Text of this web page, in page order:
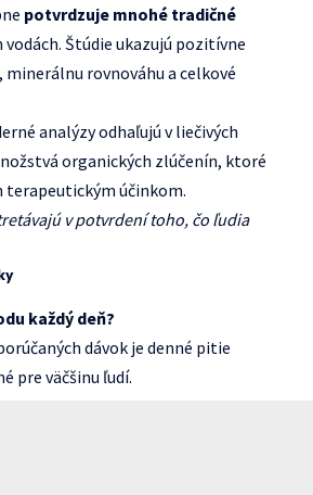
potvrdzuje mnohé tradičné
vodách. Štúdie ukazujú pozitívne
minerálnu rovnováhu a celkové
analýzy odhaľujú v liečivých
organických zlúčenín, ktoré
terapeutickým účinkom.
v potvrdení toho, čo ľudia
každý deň?
dávok je denné pitie
pre väčšinu ľudí.